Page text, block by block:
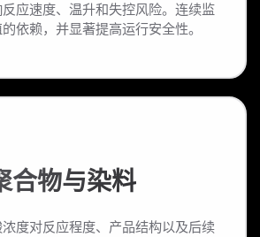
应速度、温升和失控风险。连续监
依赖，并显著提高运行安全性。
合物与染料
度对反应程度、产品结构以及后续